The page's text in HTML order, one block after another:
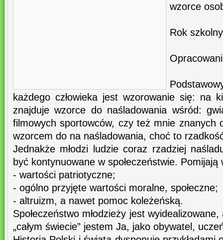
wzorce
Rok
każdego człowieka jest wzorowanie się: na
znajduje wzorce do naśladowania wśród:
filmowych sportowców, czy też mnie znanych
wzorcem do na naśladowania, choć to
Jednakże młodzi ludzie coraz rzadziej
być kontynuowane w społeczeństwie.
- wartości patriotyczne;
- ogólno przyjęte wartości moralne, społeczne;
- altruizm, a nawet pomoc koleżeńską.
Społeczeństwo młodzieży jest
„całym świecie” jestem Ja, jako obywatel,